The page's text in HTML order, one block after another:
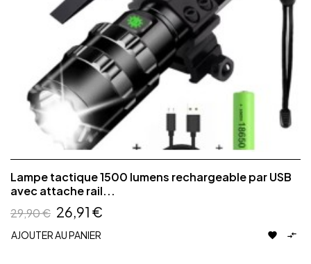
Lampe tactique 1500 lumens rechargeable par USB
avec attache rail...
29,90 € 26,91 €
AJOUTER AU PANIER  